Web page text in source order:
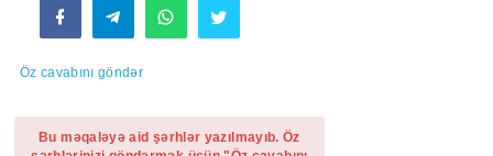
Öz cavabını göndər
Bu məqaləyə aid şərhlər yazılmayıb. Öz